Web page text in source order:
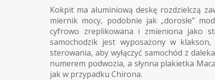
Kokpit ma aluminiową deskę rozdzielczą
miernik mocy, podobnie jak „dorosłe”
cyfrowo zreplikowana i zmieniona jako
samochodzik jest wyposażony w
sterowania, aby wyłączyć samochód z
numerem podwozia, a słynna plakietka
jak w przypadku Chirona.